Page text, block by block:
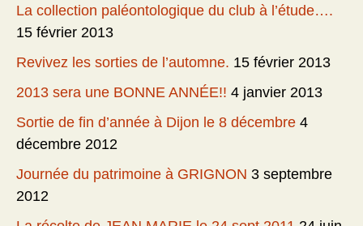
La collection paléontologique du club à l’étude….
15 février 2013
Revivez les sorties de l’automne. 15 février 2013
2013 sera une BONNE ANNÉE!! 4 janvier 2013
Sortie de fin d’année à Dijon le 8 décembre 4
décembre 2012
Journée du patrimoine à GRIGNON 3 septembre
2012